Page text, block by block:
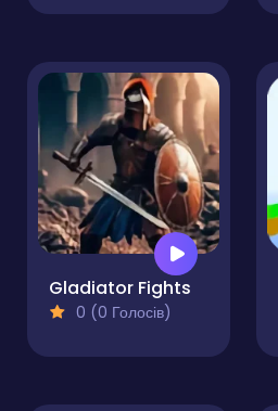
Gladiator Fights
0 (0 Голосів)